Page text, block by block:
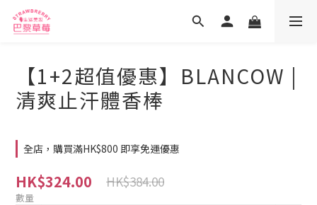
【1+2超值優惠】BLANCOW |
清爽止汗體香棒
全店，購買滿HK$800 即享免運優惠
HK$324.00 HK$384.00
數量